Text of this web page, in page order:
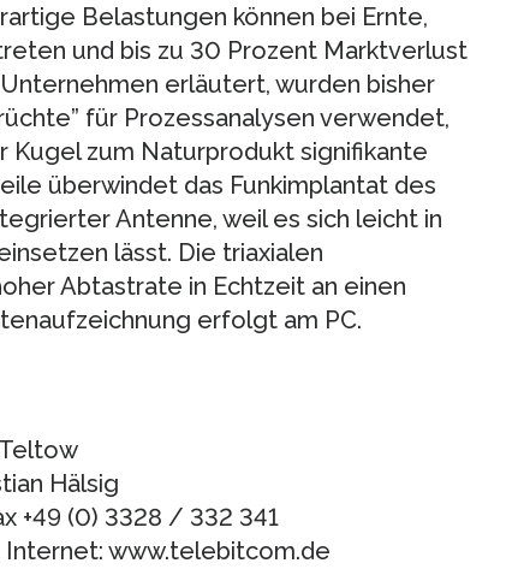
Belastungen können bei Ernte,
und bis zu 30 Prozent Marktverlust
erläutert, wurden bisher
für Prozessanalysen verwendet,
Kugel zum Naturprodukt signifikante
überwindet das Funkimplantat des
Antenne, weil es sich leicht in
lässt. Die triaxialen
Abtastrate in Echtzeit an einen
erfolgt am PC.
Hälsig
+49 (0) 3328 / 332 341
Internet: www.telebitcom.de